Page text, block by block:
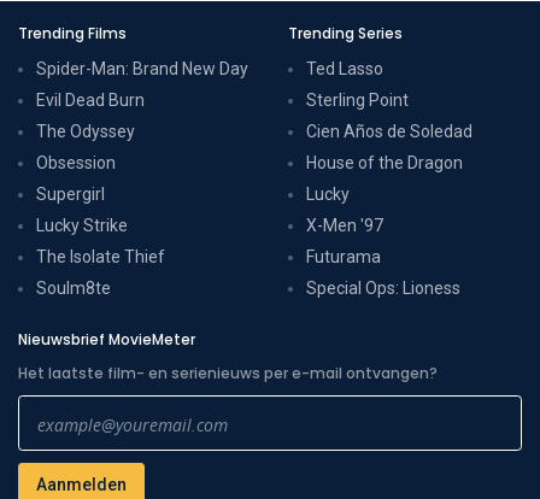
Trending Films
Spider-Man: Brand New Day
Evil Dead Burn
The Odyssey
Obsession
Supergirl
Lucky Strike
The Isolate Thief
Soulm8te
Trending Series
Ted Lasso
Sterling Point
Cien Años de Soledad
House of the Dragon
Lucky
X-Men '97
Futurama
Special Ops: Lioness
Nieuwsbrief MovieMeter
Het laatste film- en serienieuws per e-mail ontvangen?